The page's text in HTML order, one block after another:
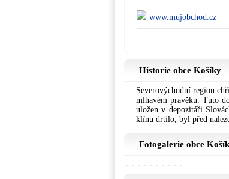
www.mujobchod.cz
Historie obce Košíky
Severovýchodní region
mlhavém pravěku. Tuto
uložen v depozitáři
klínu drtilo, byl před
Fotogalerie obce